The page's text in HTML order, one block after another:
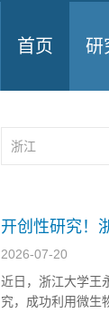
首页 研
开创性研究！
差异”与糖尿病
2026-07-20
近日，浙江大学王
究，成功利用微生